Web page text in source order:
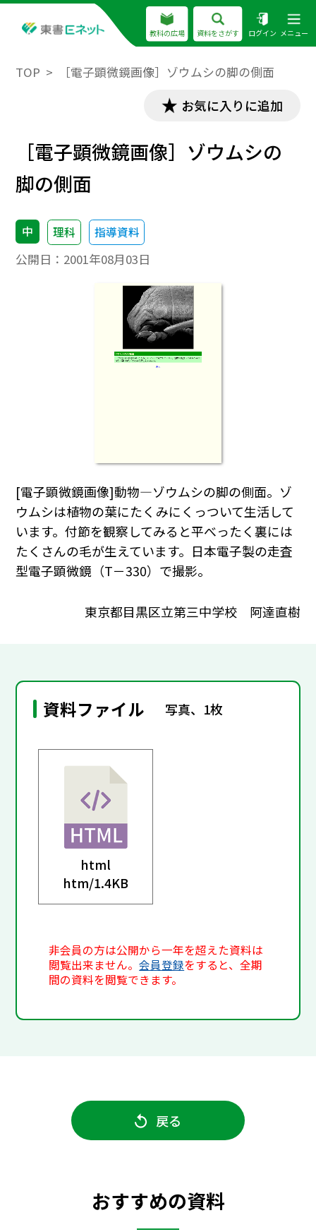
教科の広場 資料をさがす ログイン メニュー
TOP ［電子顕微鏡画像］ゾウムシの脚の側面
お気に入りに追加
［電子顕微鏡画像］ゾウムシの
脚の側面
中 理科 指導資料
公開日： 2001年08月03日
[電子顕微鏡画像]動物―ゾウムシの脚の側面。ゾ
ウムシは植物の葉にたくみにくっついて生活して
います。付節を観察してみると平べったく裏には
たくさんの毛が生えています。日本電子製の走査
型電子顕微鏡（T－330）で撮影。
東京都目黒区立第三中学校 阿達直樹
資料ファイル 写真、1枚
html
htm/1.4KB
非会員の方は公開から一年を超えた資料は
閲覧出来ません。会員登録をすると、全期
間の資料を閲覧できます。
戻る
おすすめの資料